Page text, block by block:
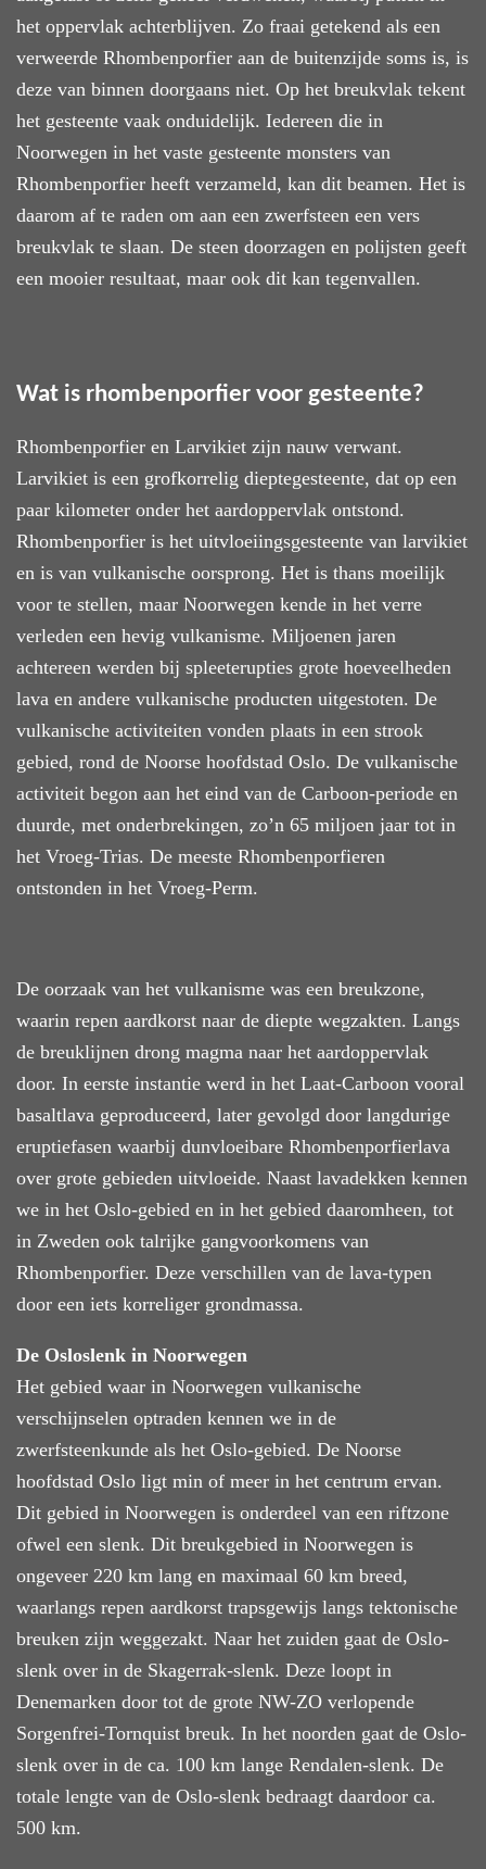
het oppervlak achterblijven. Zo fraai getekend als een
verweerde Rhombenporfier aan de buitenzijde soms is, is
deze van binnen doorgaans niet. Op het breukvlak tekent
het gesteente vaak onduidelijk. Iedereen die in
Noorwegen in het vaste gesteente monsters van
Rhombenporfier heeft verzameld, kan dit beamen. Het is
daarom af te raden om aan een zwerfsteen een vers
breukvlak te slaan. De steen doorzagen en polijsten geeft
een mooier resultaat, maar ook dit kan tegenvallen.
Wat is rhombenporfier voor gesteente?
Rhombenporfier en Larvikiet zijn nauw verwant.
Larvikiet is een grofkorrelig dieptegesteente, dat op een
paar kilometer onder het aardoppervlak ontstond.
Rhombenporfier is het uitvloeiingsgesteente van larvikiet
en is van vulkanische oorsprong. Het is thans moeilijk
voor te stellen, maar Noorwegen kende in het verre
verleden een hevig vulkanisme. Miljoenen jaren
achtereen werden bij spleeterupties grote hoeveelheden
lava en andere vulkanische producten uitgestoten. De
vulkanische activiteiten vonden plaats in een strook
gebied, rond de Noorse hoofdstad Oslo. De vulkanische
activiteit begon aan het eind van de Carboon-periode en
duurde, met onderbrekingen, zo’n 65 miljoen jaar tot in
het Vroeg-Trias. De meeste Rhombenporfieren
ontstonden in het Vroeg-Perm.
De oorzaak van het vulkanisme was een breukzone,
waarin repen aardkorst naar de diepte wegzakten. Langs
de breuklijnen drong magma naar het aardoppervlak
door. In eerste instantie werd in het Laat-Carboon vooral
basaltlava geproduceerd, later gevolgd door langdurige
eruptiefasen waarbij dunvloeibare Rhombenporfierlava
over grote gebieden uitvloeide. Naast lavadekken kennen
we in het Oslo-gebied en in het gebied daaromheen, tot
in Zweden ook talrijke gangvoorkomens van
Rhombenporfier. Deze verschillen van de lava-typen
door een iets korreliger grondmassa.
De Osloslenk in Noorwegen
Het gebied waar in Noorwegen vulkanische
verschijnselen optraden kennen we in de
zwerfsteenkunde als het Oslo-gebied. De Noorse
hoofdstad Oslo ligt min of meer in het centrum ervan.
Dit gebied in Noorwegen is onderdeel van een riftzone
ofwel een slenk. Dit breukgebied in Noorwegen is
ongeveer 220 km lang en maximaal 60 km breed,
waarlangs repen aardkorst trapsgewijs langs tektonische
breuken zijn weggezakt. Naar het zuiden gaat de Oslo-
slenk over in de Skagerrak-slenk. Deze loopt in
Denemarken door tot de grote NW-ZO verlopende
Sorgenfrei-Tornquist breuk. In het noorden gaat de Oslo-
slenk over in de ca. 100 km lange Rendalen-slenk. De
totale lengte van de Oslo-slenk bedraagt daardoor ca.
500 km.